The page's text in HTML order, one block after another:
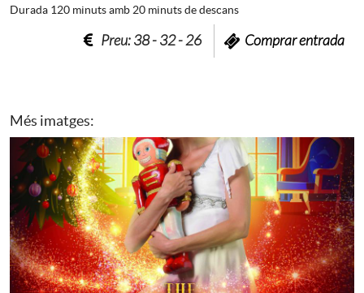
Durada 120 minuts amb 20 minuts de descans
Preu: 38 - 32 - 26 Comprar entrada
Més imatges: